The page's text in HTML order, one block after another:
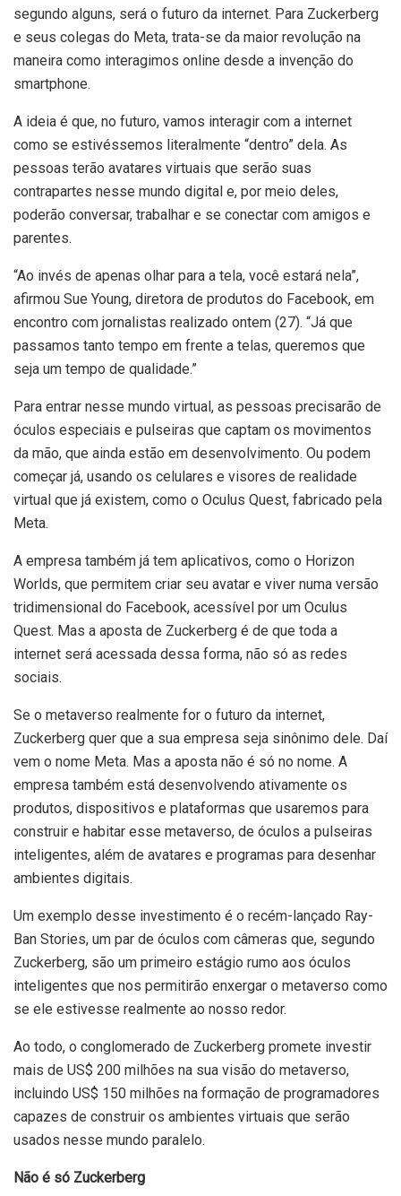
segundo alguns, será o futuro da internet. Para Zuckerberg
e seus colegas do Meta, trata-se da maior revolução na
maneira como interagimos online desde a invenção do
smartphone.
A ideia é que, no futuro, vamos interagir com a internet
como se estivéssemos literalmente “dentro” dela. As
pessoas terão avatares virtuais que serão suas
contrapartes nesse mundo digital e, por meio deles,
poderão conversar, trabalhar e se conectar com amigos e
parentes.
“Ao invés de apenas olhar para a tela, você estará nela”,
afirmou Sue Young, diretora de produtos do Facebook, em
encontro com jornalistas realizado ontem (27). “Já que
passamos tanto tempo em frente a telas, queremos que
seja um tempo de qualidade.”
Para entrar nesse mundo virtual, as pessoas precisarão de
óculos especiais e pulseiras que captam os movimentos
da mão, que ainda estão em desenvolvimento. Ou podem
começar já, usando os celulares e visores de realidade
virtual que já existem, como o Oculus Quest, fabricado pela
Meta.
A empresa também já tem aplicativos, como o Horizon
Worlds, que permitem criar seu avatar e viver numa versão
tridimensional do Facebook, acessível por um Oculus
Quest. Mas a aposta de Zuckerberg é de que toda a
internet será acessada dessa forma, não só as redes
sociais.
Se o metaverso realmente for o futuro da internet,
Zuckerberg quer que a sua empresa seja sinônimo dele. Daí
vem o nome Meta. Mas a aposta não é só no nome. A
empresa também está desenvolvendo ativamente os
produtos, dispositivos e plataformas que usaremos para
construir e habitar esse metaverso, de óculos a pulseiras
inteligentes, além de avatares e programas para desenhar
ambientes digitais.
Um exemplo desse investimento é o recém-lançado Ray-
Ban Stories, um par de óculos com câmeras que, segundo
Zuckerberg, são um primeiro estágio rumo aos óculos
inteligentes que nos permitirão enxergar o metaverso como
se ele estivesse realmente ao nosso redor.
Ao todo, o conglomerado de Zuckerberg promete investir
mais de US$ 200 milhões na sua visão do metaverso,
incluindo US$ 150 milhões na formação de programadores
capazes de construir os ambientes virtuais que serão
usados nesse mundo paralelo.
Não é só Zuckerberg